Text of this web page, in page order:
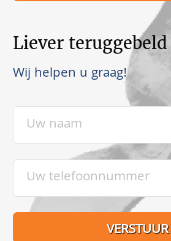
Liever
Wij helpen u graag!